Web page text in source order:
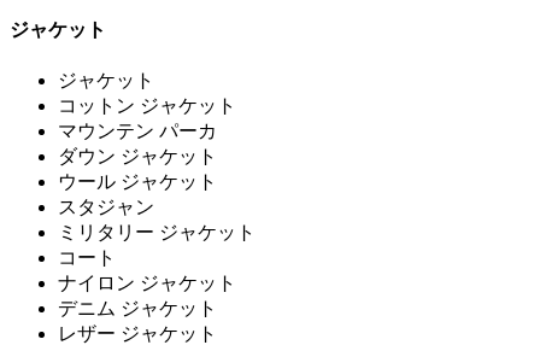
ジャケット
ジャケット
コットン ジャケット
マウンテン パーカ
ダウン ジャケット
ウール ジャケット
スタジャン
ミリタリー ジャケット
コート
ナイロン ジャケット
デニム ジャケット
レザー ジャケット